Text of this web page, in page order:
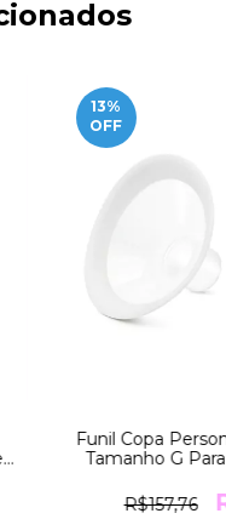
13%
OFF
Funil Copa
Tamanho G
R$157,76